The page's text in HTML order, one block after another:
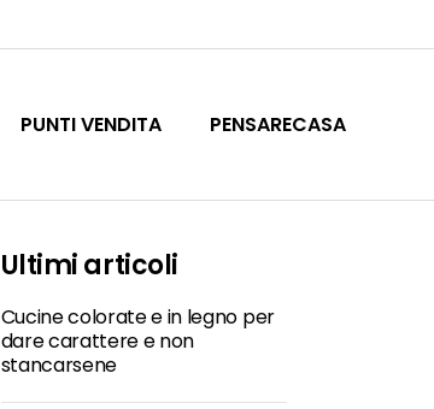
PUNTI VENDITA PENSARECASA
Ultimi articoli
Cucine colorate e in legno per
dare carattere e non
stancarsene